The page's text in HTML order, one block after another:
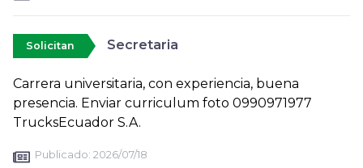
Solicitan Secretaria
Carrera universitaria, con experiencia, buena
presencia. Enviar curriculum foto 0990971977
TrucksEcuador S.A.
Publicado: 2026/07/18